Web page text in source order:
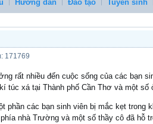
Hướng dẫn Đào tạo Tuyển sinh
171769
rất nhiều đến cuộc sống của các bạn
xá tại Thành phố Cần Thơ và một số
các bạn sinh viên bị mắc kẹt trong
nhà Trường và một số thầy cô đã hỗ